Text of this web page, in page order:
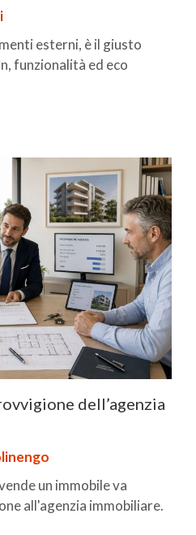
esterni, è il giusto
funzionalità ed eco
dell’agenzia
un immobile va
all'agenzia immobiliare.